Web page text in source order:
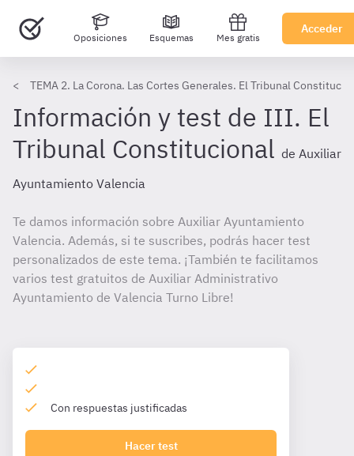
Oposiciones Esquemas Mes gratis
Acceder
TEMA 2. La Corona. Las Cortes Generales. El Tribunal
Información y test de III. El
Tribunal Constitucional de Auxiliar
Ayuntamiento Valencia
Te damos información sobre Auxiliar Ayuntamiento
Valencia. Además, si te suscribes, podrás hacer test
personalizados de este tema. ¡También te facilitamos
varios test gratuitos de Auxiliar Administrativo
Ayuntamiento de Valencia Turno Libre!
Con respuestas justificadas
Hacer test